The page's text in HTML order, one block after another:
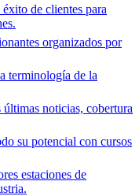
de clientes para
organizados por
terminología de la
noticias, cobertura
su potencial con cursos
estaciones de